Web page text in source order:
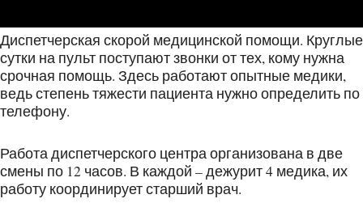
Диспетчерская скорой медицинской помощи. Круглые
сутки на пульт поступают звонки от тех, кому нужна
срочная помощь. Здесь работают опытные медики,
ведь степень тяжести пациента нужно определить по
телефону.
Работа диспетчерского центра организована в две
смены по 12 часов. В каждой – дежурит 4 медика, их
работу координирует старший врач.